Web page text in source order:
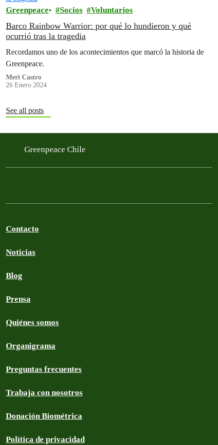
Greenpeace Socios Voluntarios
Barco Rainbow Warrior: por qué lo hundieron y qué
ocurrió tras la tragedia
Recordamos uno de los acontecimientos que marcó la historia de
Greenpeace.
Meri Castro
26 Enero 2024
See all posts
Greenpeace Chile
Contacto
Noticias
Blog
Prensa
Quiénes somos
Organigrama
Preguntas frecuentes
Trabaja con nosotros
Donación Biométrica
Política de privacidad